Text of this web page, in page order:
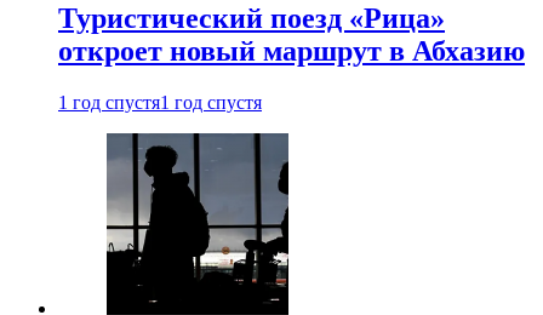
Туристический поезд «Рица»
откроет новый маршрут в Абхазию
1 год спустя1 год спустя